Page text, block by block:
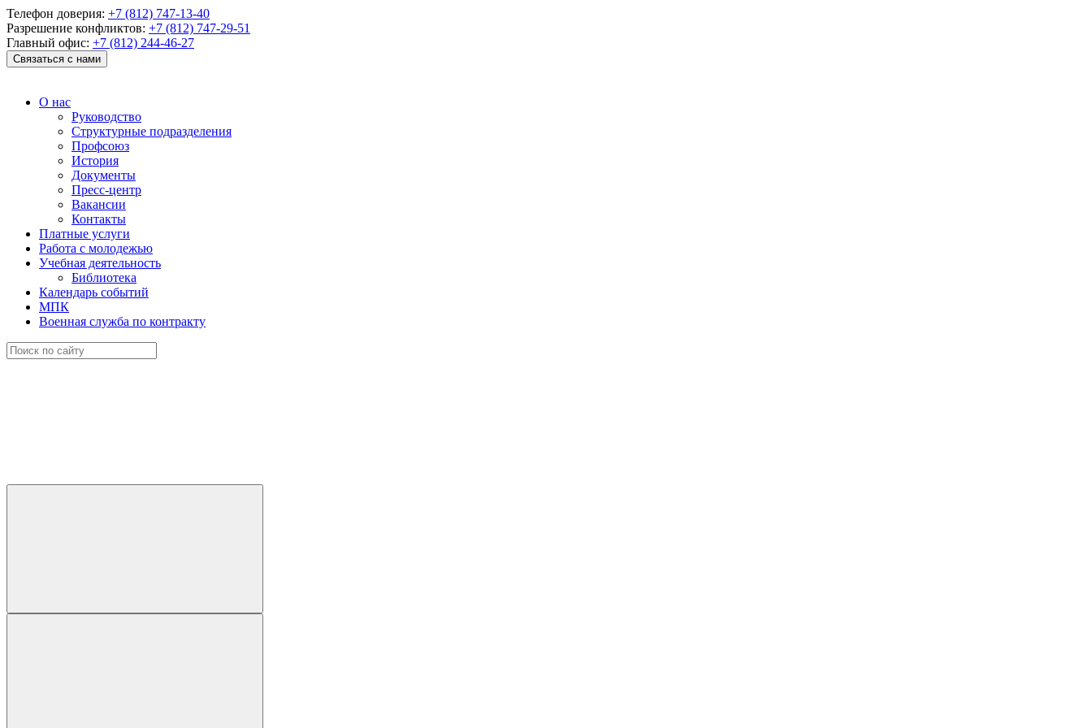
Телефон доверия: +7 (812) 747-13-40
Разрешение конфликтов: +7 (812) 747-29-51
Главный офис: +7 (812) 244-46-27
Связаться с нами
О нас
Руководство
Структурные подразделения
Профсоюз
История
Документы
Пресс-центр
Вакансии
Контакты
Платные услуги
Работа с молодежью
Учебная деятельность
Библиотека
Календарь событий
МПК
Военная служба по контракту